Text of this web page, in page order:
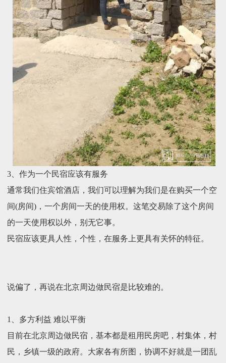
3、作为一个民宿应该有服务
通常我们住宾馆酒店，我们可以理解为我们是在购买一个空
间(房间)，一个房间一天的使用权。这笔交易除了这个房间
的一天使用权以外，别无它事。
民宿应该更具人性，个性，在服务上更具有关怀的特征。
说偏了，再说在北京周边做民宿是比较难的。
1、多方利益 难以平衡
目前在北京周边做民宿，基本都是租用民房吧，村集体，村
民，乡镇一级的政府。大家各有所图，协调不好就是一团乱